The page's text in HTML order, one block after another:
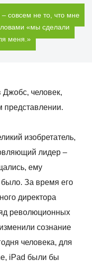
совсем не то, что мне
«мы сделали
меня.»
Джобс, человек,
представлении.
изобретатель,
лидер –
ему
За время его
директора
революционных
сознание
человека, для
iPad были бы